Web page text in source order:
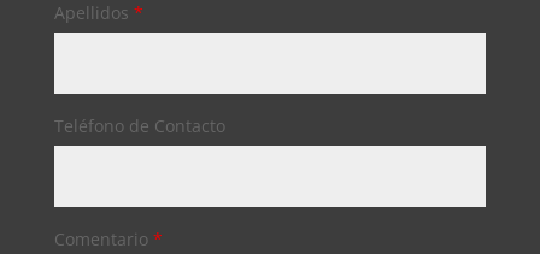
Apellidos *
Teléfono de Contacto
Comentario *